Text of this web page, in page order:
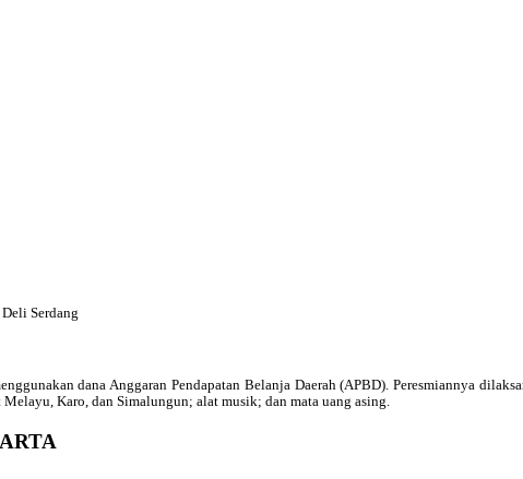
Serdang
dana Anggaran Pendapatan Belanja Daerah (APBD). Peresmiannya
Karo, dan Simalungun; alat musik; dan mata uang asing.